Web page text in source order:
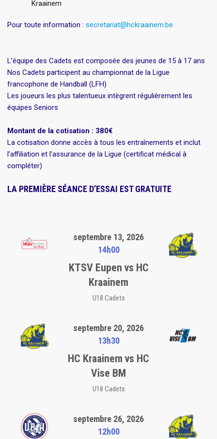
Kraainem
Pour toute information : secretariat@hckraainem.be
L’équipe des Cadets est composée des jeunes de 15 à 17 ans
Nos Cadets participent au championnat de la Ligue
francophone de Handball (LFH)
Les joueurs les plus talentueux intègrent régulièrement les
équipes Seniors
Montant de la cotisation : 380€
La cotisation donne accès à tous les entraînements et inclut
l’affiliation et l’assurance de la Ligue (certificat médical à
compléter)
LA PREMIÈRE SÉANCE D’ESSAI EST GRATUITE
septembre 13, 2026
14h00
KTSV Eupen vs HC
Kraainem
U18 Cadets
septembre 20, 2026
13h30
HC Kraainem vs HC
Vise BM
U18 Cadets
septembre 26, 2026
12h00